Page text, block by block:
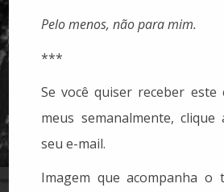
Pelo menos, não para mim.
***
Se você quiser receber
meus semanalmente, clique
seu e-mail.
Imagem que acompanha o